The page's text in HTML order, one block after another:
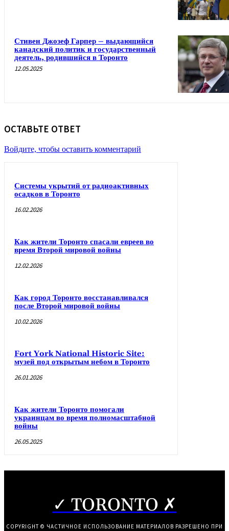
Стивен Джозеф Гарпер – выдающийся
канадский политик и государственный
деятель, родившийся в Торонто
12.05.2025
ОСТАВЬТЕ ОТВЕТ
Войдите, чтобы оставить комментарий
Системы укрытий от радиоактивных
осадков в Торонто
16.02.2026
Как жители Торонто спасали евреев во
время Второй мировой войны
12.02.2026
Как город Торонто восстанавливался
после Второй мировой войны
10.02.2026
Fort York National Historic Site:
музей под открытым небом в Торонто
26.01.2026
Как жители Торонто помогали
украинцам во время полномасштабной
войны
26.05.2025
✓ TORONTO ✗
COPYRIGHT © ЧАСТИЧНОЕ ИСПОЛЬЗОВАНИЕ МАТЕРИАЛОВ РАЗРЕШЕНО ПРИ